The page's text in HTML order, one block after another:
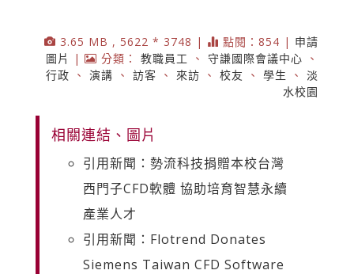
3.65 MB , 5622 * 3748 | 點閱：854 | 申請
圖片
| 分類： 教職員工 、 守謙國際會議中心 、
行政 、 演講 、 訪客 、 來訪 、 校友 、 學生 、 淡
水校園
相關連結、圖片
引用新聞：勢流科技捐贈本校台灣
西門子CFD軟體 協助培育智慧永續
產業人才
引用新聞：Flotrend Donates
Siemens Taiwan CFD Software